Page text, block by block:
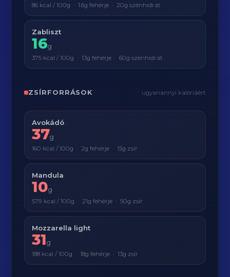
86 kcal / 100g · 1.6g fehérje · 20g szénhidrát
Zabliszt
16g
375 kcal / 100g · 13g fehérje · 60g szénhidrát
ZSÍRFORRÁSOK ugyanannyi kalóriáért
Avokádó
37g
160 kcal / 100g · 2g fehérje · 15g zsír
Mandula
10g
579 kcal / 100g · 21g fehérje · 50g zsír
Mozzarella light
31g
188 kcal / 100g · 18g fehérje · 13g zsír